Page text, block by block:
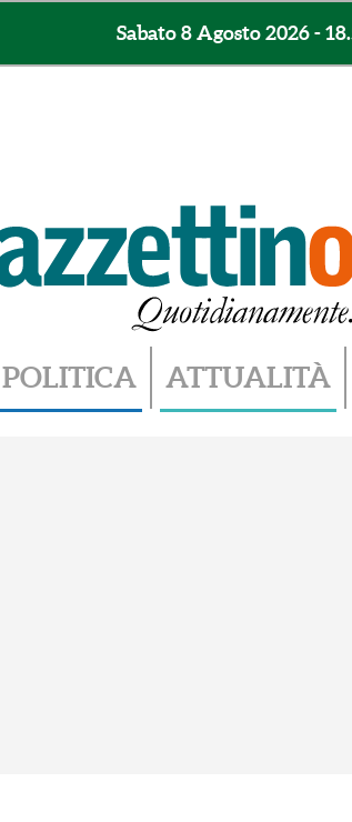
Sabato 8 Agosto 2026 -
POLITICA ATTUALITÀ